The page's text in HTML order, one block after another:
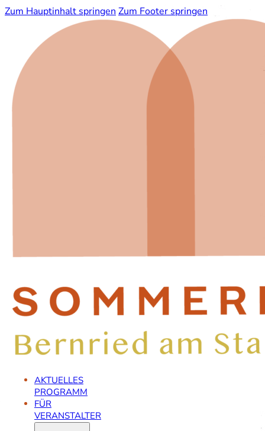
Zum Hauptinhalt springen Zum Footer springen
AKTUELLES
PROGRAMM
FÜR
VERANSTALTER